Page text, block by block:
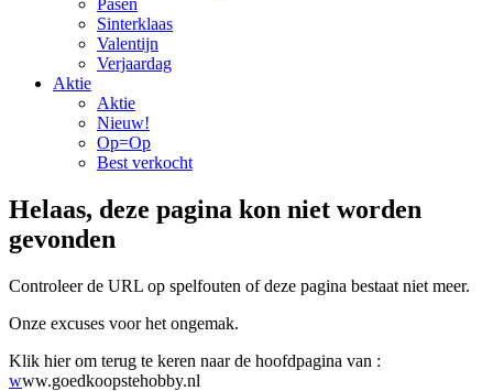
Pasen
Sinterklaas
Valentijn
Verjaardag
Aktie
Aktie
Nieuw!
Op=Op
Best verkocht
Helaas, deze pagina kon niet worden
gevonden
Controleer de URL op spelfouten of deze pagina bestaat niet meer.
Onze excuses voor het ongemak.
Klik hier om terug te keren naar de hoofdpagina van :
www.goedkoopstehobby.nl